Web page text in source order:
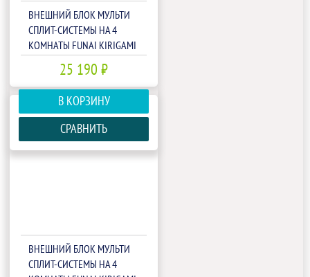
ВНЕШНИЙ БЛОК МУЛЬТИ
СПЛИТ-СИСТЕМЫ НА 4
КОМНАТЫ FUNAI KIRIGAMI
FREE MATCH RAM-I-
4KG105HP.01/U
25 190 ₽
В КОРЗИНУ
СРАВНИТЬ
ВНЕШНИЙ БЛОК МУЛЬТИ
СПЛИТ-СИСТЕМЫ НА 4